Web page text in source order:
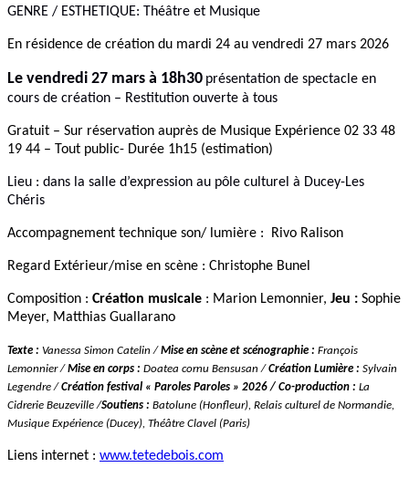
GENRE / ESTHETIQUE: Théâtre et Musique
En résidence de création du mardi 24 au vendredi 27 mars 2026
Le vendredi 27 mars à 18h30 présentation de spectacle en
cours de création – Restitution ouverte à tous
Gratuit – Sur réservation auprès de Musique Expérience 02 33 48
19 44 – Tout public- Durée 1h15 (estimation)
Lieu : dans la salle d’expression au pôle culturel à Ducey-Les
Chéris
Accompagnement technique son/ lumière : Rivo Ralison
Regard Extérieur/mise en scène : Christophe Bunel
Composition : Création musicale : Marion Lemonnier, Jeu : Sophie
Meyer, Matthias Guallarano
Texte : Vanessa Simon Catelin / Mise en scène et scénographie : François
Lemonnier / Mise en corps : Doatea cornu Bensusan / Création Lumière : Sylvain
Legendre / Création festival « Paroles Paroles » 2026 / Co-production : La
Cidrerie Beuzeville /Soutiens : Batolune (Honfleur), Relais culturel de Normandie,
Musique Expérience (Ducey), Théâtre Clavel (Paris)
Liens internet : www.tetedebois.com